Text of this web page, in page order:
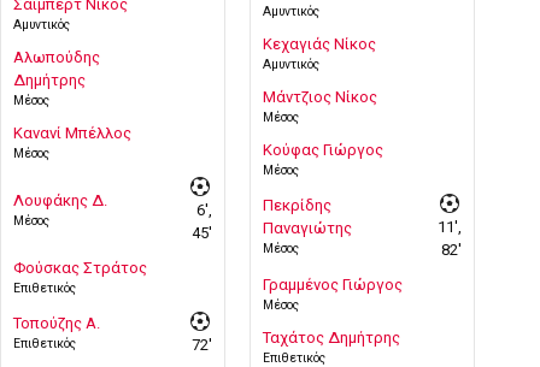
Σαϊμπέρτ Νίκος
Αμυντικός
Αλωπούδης
Δημήτρης
Μέσος
Κανανί Μπέλλος
Μέσος
Λουφάκης Δ.
Μέσος
6',
45'
Φούσκας Στράτος
Επιθετικός
Τοπούζης Α.
Επιθετικός 72'
Αμυντικός
Κεχαγιάς Νίκος
Αμυντικός
Μάντζιος Νίκος
Μέσος
Κούφας Γιώργος
Μέσος
Πεκρίδης
Παναγιώτης
Μέσος
11',
82'
Γραμμένος Γιώργος
Μέσος
Ταχάτος Δημήτρης
Επιθετικός